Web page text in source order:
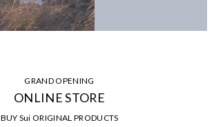
GRAND OPENING
ONLINE STORE
BUY Sui ORIGINAL PRODUCTS